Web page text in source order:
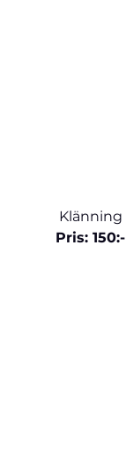
Klänning
Pris: 150:-